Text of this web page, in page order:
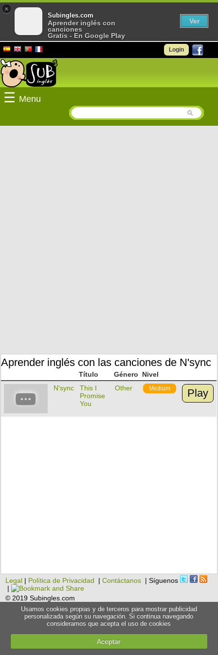
Login
☰ Menu
Aprender inglés con las canciones de N'sync
Título Género
Nivel
N'sync
This I
Promise
You
Other Medium Play
Legal | Política de Privacidad |Contáctanos | Síguenos
|
© 2019 Subingles.com
Usamos cookies propias y de terceros para mostrar publicidad
personalizada según su navegación. Si continua navegando
consideramos que acepta el uso de cookies
Aceptar
×
Subingles.com
Aprender inglés con
canciones
Gratis - En Google Play
Ver